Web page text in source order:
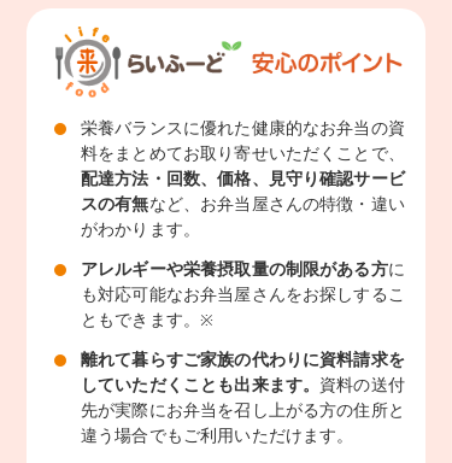
栄養バランスに優れた健康的なお弁当の資
料をまとめてお取り寄せいただくことで、
配達方法・回数、価格、見守り確認サービ
スの有無など、お弁当屋さんの特徴・違い
がわかります。
アレルギーや栄養摂取量の制限がある方に
も対応可能なお弁当屋さんをお探しするこ
ともできます。※
離れて暮らすご家族の代わりに資料請求を
していただくことも出来ます。 資料の送付
先が実際にお弁当を召し上がる方の住所と
違う場合でもご利用いただけます。